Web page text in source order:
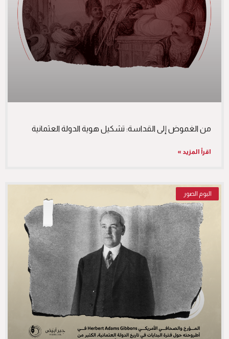
من الغموض إلى القداسة: تشكيل هوية الدولة العثمانية
اقرأ المزيد »
البوم الصور